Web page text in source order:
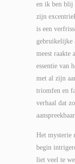
en ik ben blij
zijn
is een
gebruikelijke
meest raakte
essentie van
met al zijn
triomfen en
verhaal dat
Het mysterie
begin
liet veel te